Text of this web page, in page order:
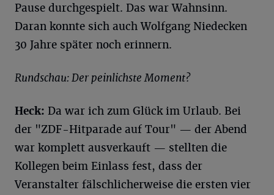
Pause durchgespielt. Das war Wahnsinn.
Daran konnte sich auch Wolfgang Niedecken
30 Jahre später noch erinnern.
Rundschau: Der peinlichste Moment?
Heck: Da war ich zum Glück im Urlaub. Bei
der "ZDF-Hitparade auf Tour" — der Abend
war komplett ausverkauft — stellten die
Kollegen beim Einlass fest, dass der
Veranstalter fälschlicherweise die ersten vier